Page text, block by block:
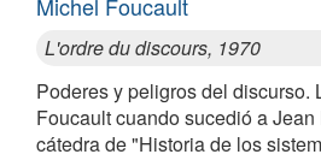
L'ordre du discours, 1970
Poderes y peligros del discurso.
Foucault cuando sucedió a
cátedra de "Historia de los